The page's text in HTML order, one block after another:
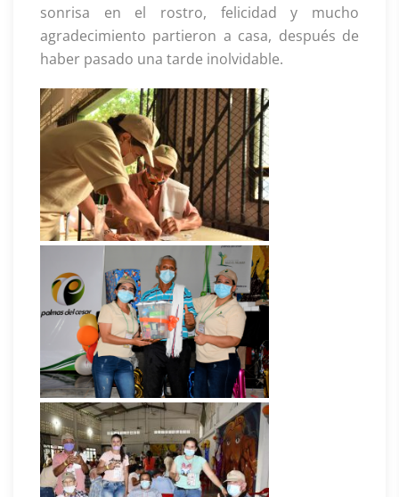
sonrisa en el rostro, felicidad y mucho
agradecimiento partieron a casa, después de
haber pasado una tarde inolvidable.